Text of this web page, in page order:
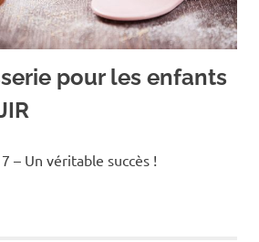
pour les enfants
– Un véritable succès !